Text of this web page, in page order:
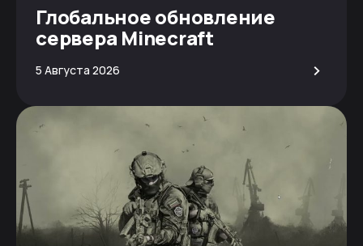
Глобальное обновление
сервера Minecraft
5 Августа 2026 >